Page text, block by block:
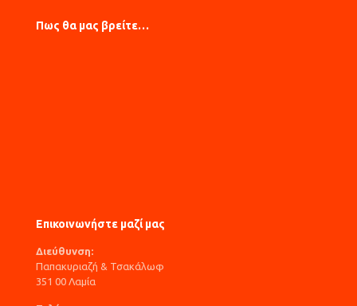
Πως θα μας βρείτε…
Επικοινωνήστε μαζί μας
Διεύθυνση:
Παπακυριαζή & Τσακάλωφ
351 00 Λαμία